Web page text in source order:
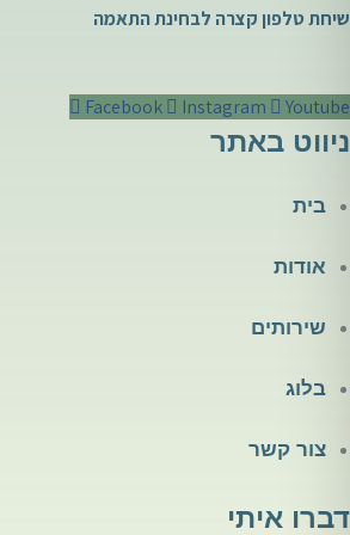
שיחת טלפון קצרה לבחינת התאמה
Facebook Instagram Youtube
ניווט באתר
בית
אודות
שירותים
בלוג
צור קשר
דברו איתי